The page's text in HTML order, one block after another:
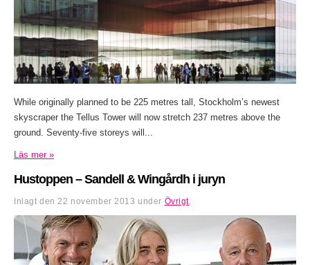
While originally planned to be 225 metres tall, Stockholm’s newest
skyscraper the Tellus Tower will now stretch 237 metres above the
ground. Seventy-five storeys will...
Läs mer »
Hustoppen – Sandell & Wingårdh i juryn
Inlagt den 22 november 2013 under Övrigt